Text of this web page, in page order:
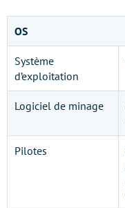
OS
Système
d’exploitation
Logiciel de minage
Pilotes